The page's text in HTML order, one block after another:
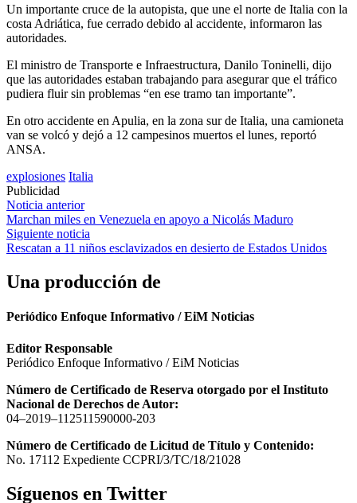
Un importante cruce de la autopista, que une el norte de Italia con la
costa Adriática, fue cerrado debido al accidente, informaron las
autoridades.
El ministro de Transporte e Infraestructura, Danilo Toninelli, dijo
que las autoridades estaban trabajando para asegurar que el tráfico
pudiera fluir sin problemas “en ese tramo tan importante”.
En otro accidente en Apulia, en la zona sur de Italia, una camioneta
van se volcó y dejó a 12 campesinos muertos el lunes, reportó
ANSA.
explosiones Italia
Publicidad
Navegación
de
entradas
Noticia anterior
Marchan miles en Venezuela en apoyo a Nicolás Maduro
Siguiente noticia
Rescatan a 11 niños esclavizados en desierto de Estados Unidos
Una producción de
Periódico Enfoque Informativo / EiM Noticias
Editor Responsable
Periódico Enfoque Informativo / EiM Noticias
Número de Certificado de Reserva otorgado por el Instituto
Nacional de Derechos de Autor:
04–2019–112511590000-203
Número de Certificado de Licitud de Título y Contenido:
No. 17112 Expediente CCPRI/3/TC/18/21028
Síguenos en Twitter